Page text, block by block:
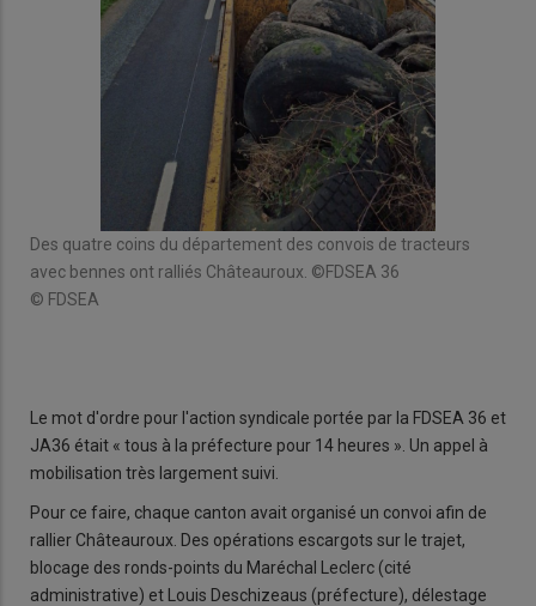
Des quatre coins du département des convois de tracteurs
avec bennes ont ralliés Châteauroux. ©FDSEA 36
© FDSEA
Le mot d'ordre pour l'action syndicale portée par la FDSEA 36 et
JA36 était « tous à la préfecture pour 14 heures ». Un appel à
mobilisation très largement suivi.
Pour ce faire, chaque canton avait organisé un convoi afin de
rallier Châteauroux. Des opérations escargots sur le trajet,
blocage des ronds-points du Maréchal Leclerc (cité
administrative) et Louis Deschizeaus (préfecture), délestage